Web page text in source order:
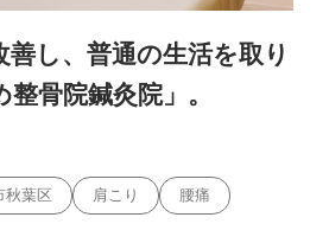
し、普通の生活を取り
骨院鍼灸院」。
秋葉区 肩こり 腰痛